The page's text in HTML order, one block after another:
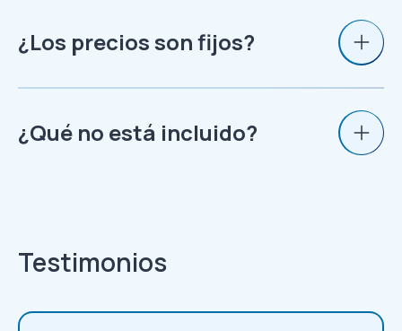
¿Los precios son fijos?
¿Qué no está incluido?
Testimonios